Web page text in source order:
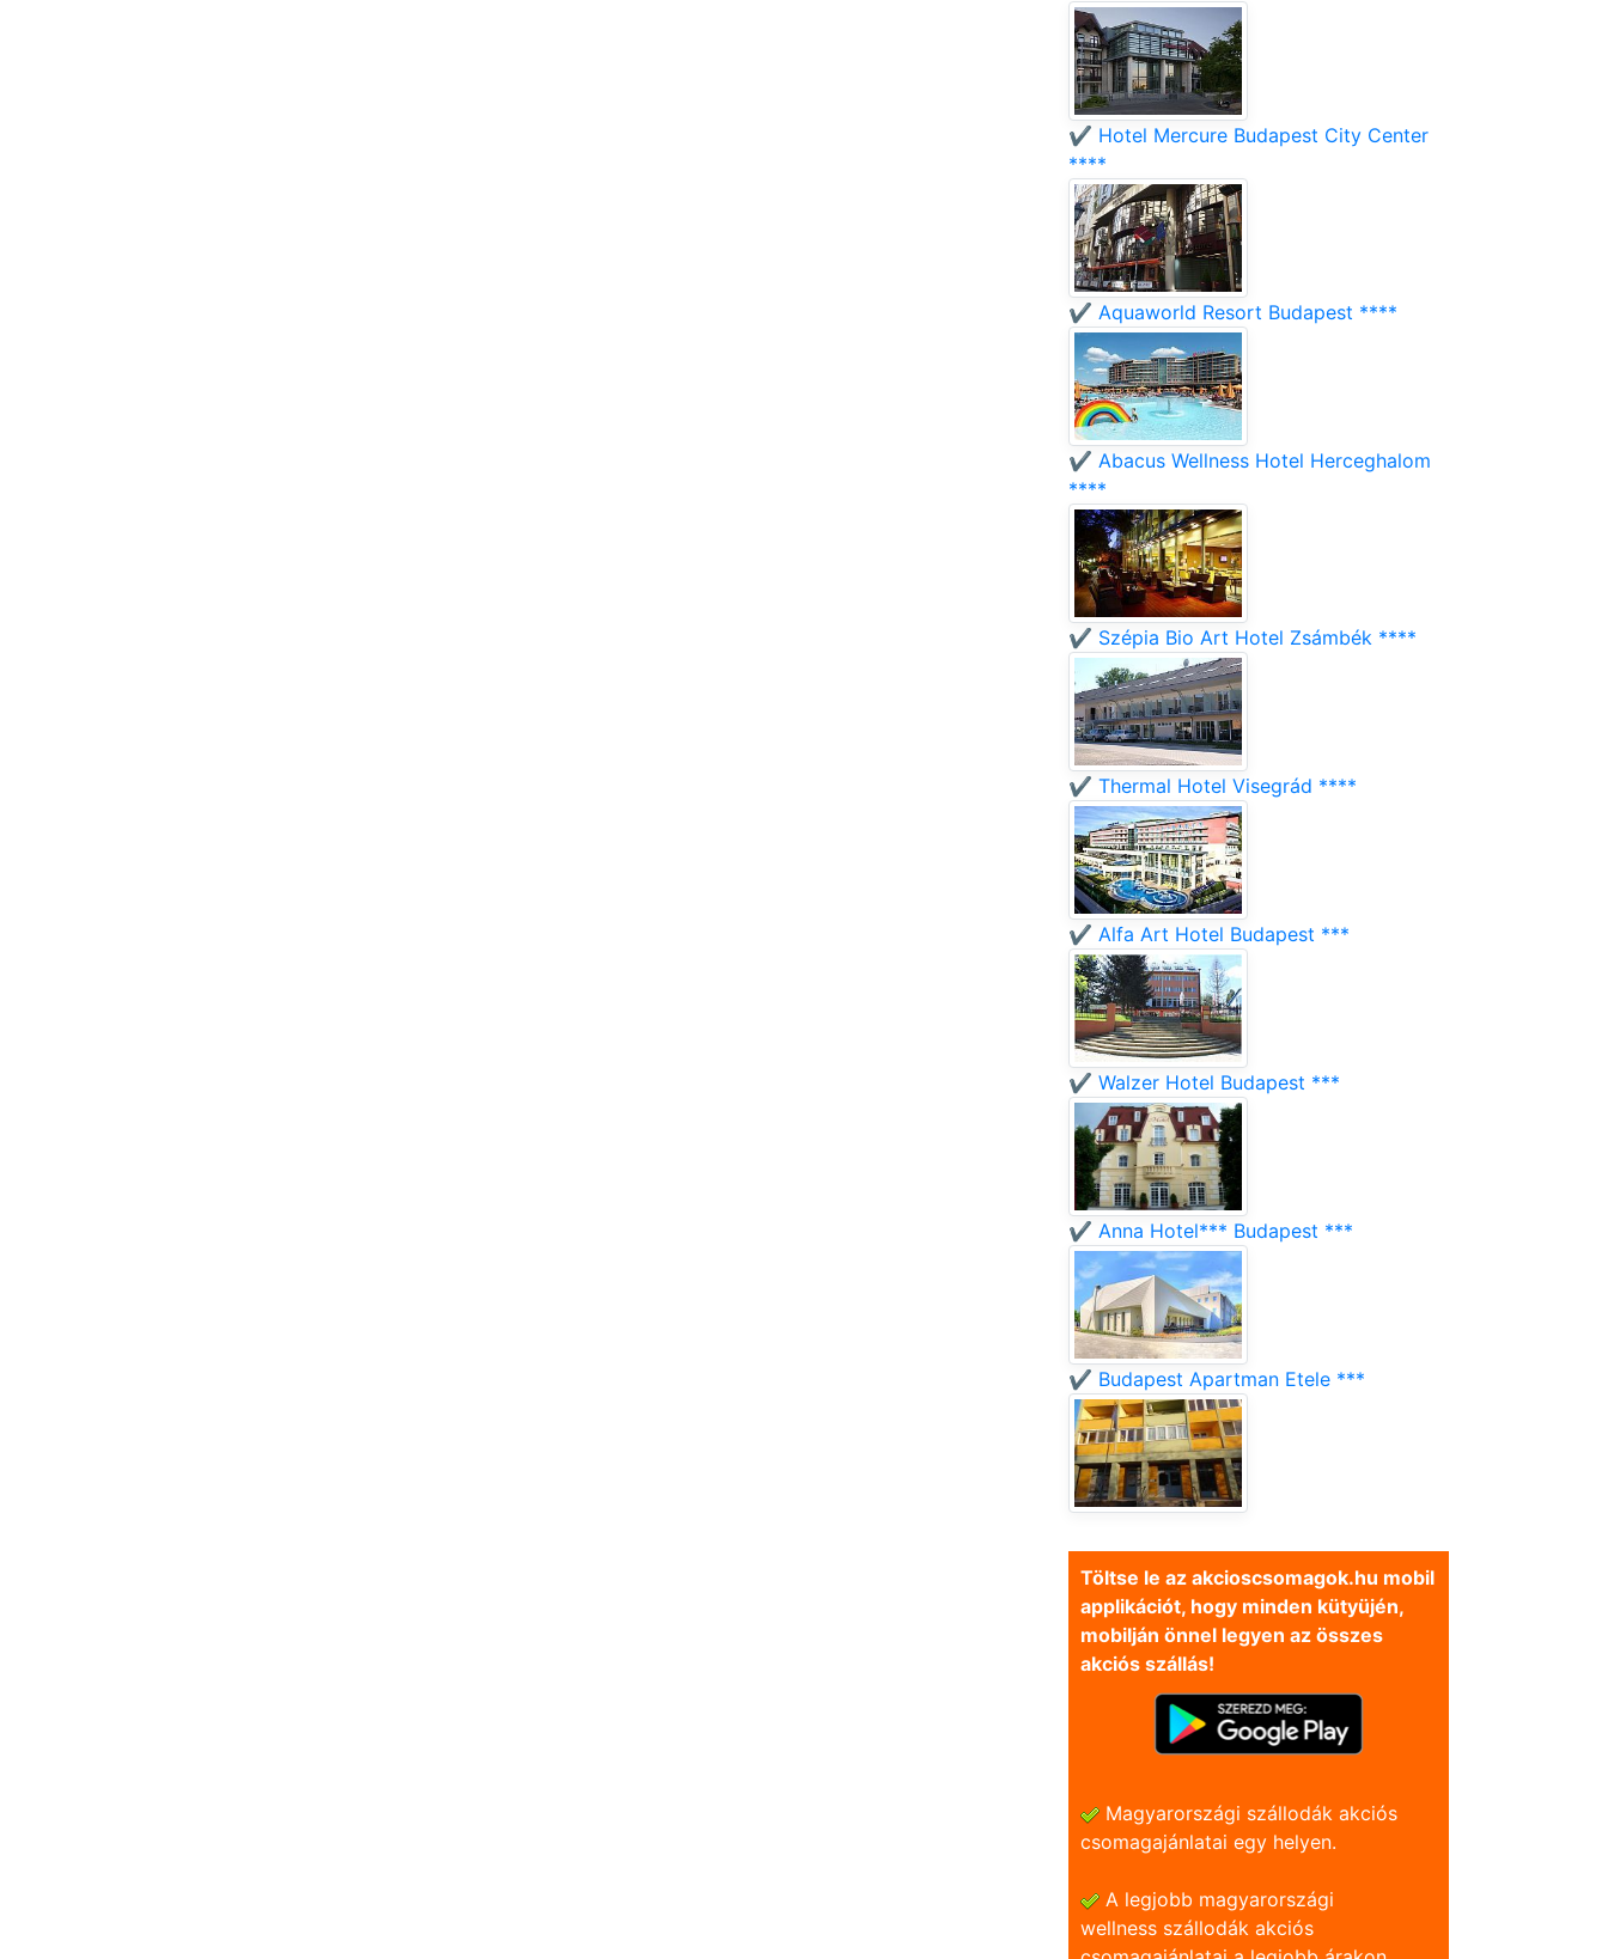
✔️ Hotel Mercure Budapest City Center
****
✔️ Aquaworld Resort Budapest ****
✔️ Abacus Wellness Hotel Herceghalom
****
✔️ Szépia Bio Art Hotel Zsámbék ****
✔️ Thermal Hotel Visegrád ****
✔️ Alfa Art Hotel Budapest ***
✔️ Walzer Hotel Budapest ***
✔️ Anna Hotel*** Budapest ***
✔️ Budapest Apartman Etele ***
Töltse le az akcioscsomagok.hu mobil
applikációt, hogy minden kütyüjén,
mobilján önnel legyen az összes
akciós szállás!
Magyarországi szállodák akciós
csomagajánlatai egy helyen.
A legjobb magyarországi
wellness szállodák akciós